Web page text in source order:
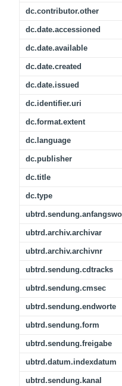
dc.contributor.other
dc.date.accessioned
dc.date.available
dc.date.created
dc.date.issued
dc.identifier.uri
dc.format.extent
dc.language
dc.publisher
dc.title
dc.type
ubtrd.archiv.archivar
ubtrd.archiv.archivnr
ubtrd.sendung.cdtracks
ubtrd.sendung.cmsec
ubtrd.sendung.endworte
ubtrd.sendung.form
ubtrd.sendung.freigabe
ubtrd.datum.indexdatum
ubtrd.sendung.kanal